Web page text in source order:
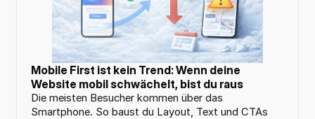
Mobile First ist kein Trend: Wenn deine
Website mobil schwächelt, bist du raus
Die meisten Besucher kommen über das
Smartphone. So baust du Layout, Text und CTAs